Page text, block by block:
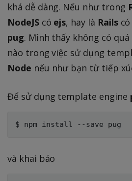
khá dễ dàng. Nếu như trong
NodeJScó ejs, hay là Railscó
pug. Mình thấy không có
nào trong việc sử dụng
Node nếu như bạn từ tiếp
Để sử dụng template engine
và khai báo